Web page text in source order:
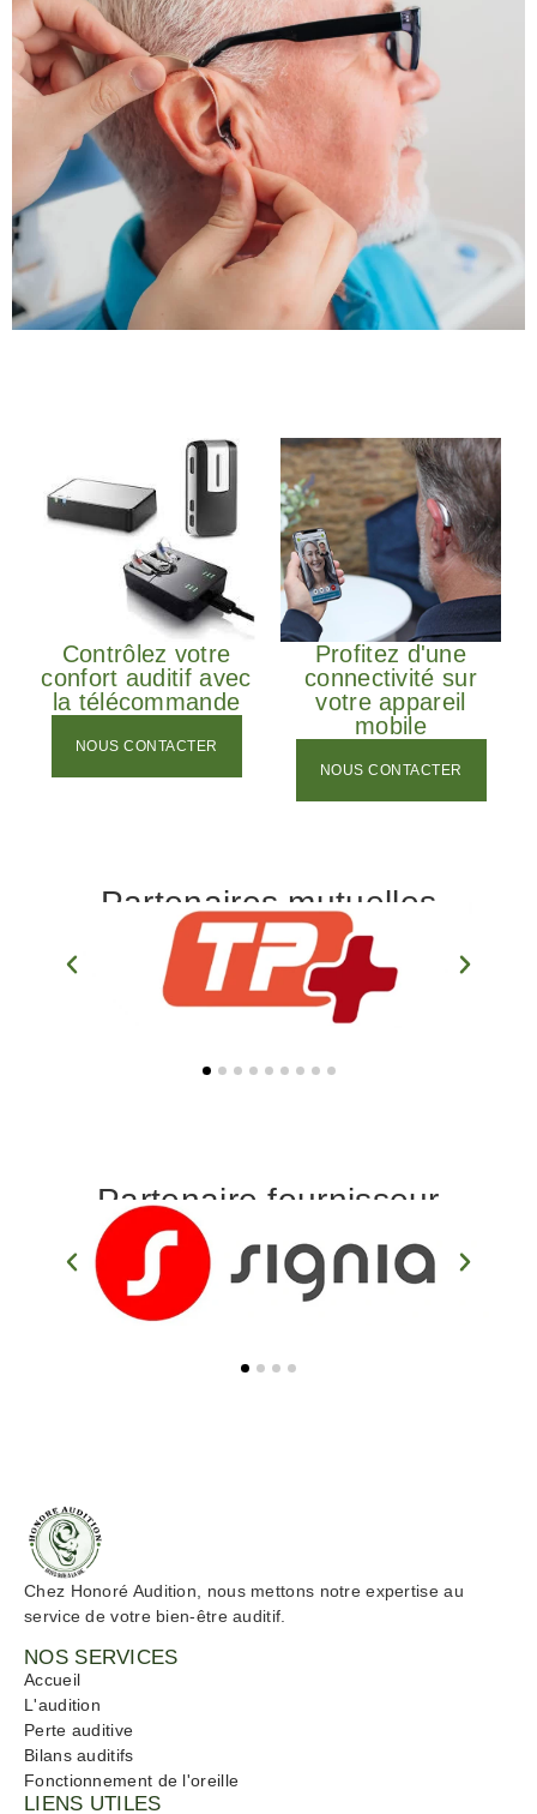
Contrôlez votre
confort auditif avec
la télécommande
NOUS CONTACTER
Profitez d'une
connectivité sur
votre appareil
mobile
NOUS CONTACTER
Partenaires mutuelles
Partenaire fournisseur
Chez Honoré Audition, nous mettons notre expertise au
service de votre bien-être auditif.
NOS SERVICES
Accueil
L'audition
Perte auditive
Bilans auditifs
Fonctionnement de l'oreille
LIENS UTILES